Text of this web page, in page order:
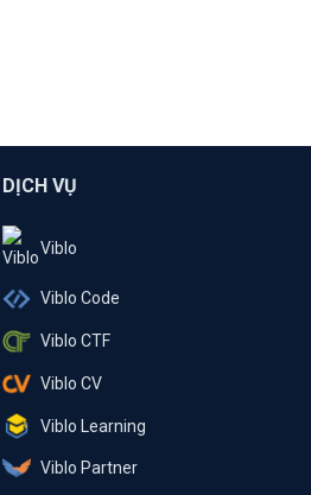
DỊCH VỤ
Viblo
Viblo Code
Viblo CTF
Viblo CV
Viblo Learning
Viblo Partner